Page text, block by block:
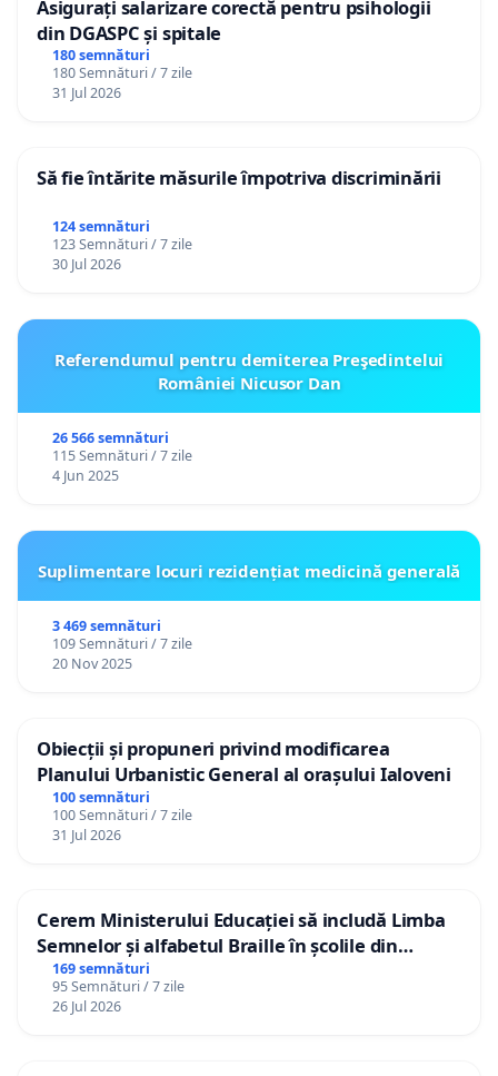
Asigurați salarizare corectă pentru psihologii
din DGASPC și spitale
180 semnături
180 Semnături / 7 zile
31 Jul 2026
Să fie întărite măsurile împotriva discriminării
124 semnături
123 Semnături / 7 zile
30 Jul 2026
Referendumul pentru demiterea Preşedintelui
României Nicusor Dan
26 566 semnături
115 Semnături / 7 zile
4 Jun 2025
Suplimentare locuri rezidențiat medicină generală
3 469 semnături
109 Semnături / 7 zile
20 Nov 2025
Obiecții și propuneri privind modificarea
Planului Urbanistic General al orașului Ialoveni
100 semnături
100 Semnături / 7 zile
31 Jul 2026
Cerem Ministerului Educației să includă Limba
Semnelor și alfabetul Braille în școlile din
Republica Moldova!
169 semnături
95 Semnături / 7 zile
26 Jul 2026